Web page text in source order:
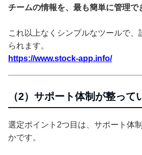
チームの情報を、最も簡単に管理で
これ以上なくシンプルなツールで、
られます。
https://www.stock-app.info/
（2）サポート体制が整って
選定ポイント2つ目は、サポート体
かです。